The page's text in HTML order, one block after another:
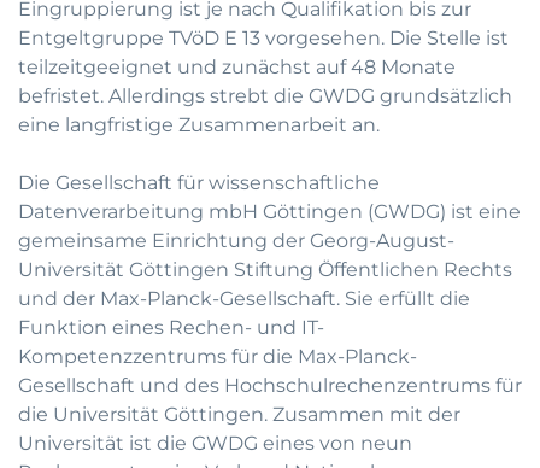
Eingruppierung ist je nach Qualifikation bis zur
Entgeltgruppe TVöD E 13 vorgesehen. Die Stelle ist
teilzeitgeeignet und zunächst auf 48 Monate
befristet. Allerdings strebt die GWDG grundsätzlich
eine langfristige Zusammenarbeit an.
Die Gesellschaft für wissenschaftliche
Datenverarbeitung mbH Göttingen (GWDG) ist eine
gemeinsame Einrichtung der Georg-August-
Universität Göttingen Stiftung Öffentlichen Rechts
und der Max-Planck-Gesellschaft. Sie erfüllt die
Funktion eines Rechen- und IT-
Kompetenzzentrums für die Max-Planck-
Gesellschaft und des Hochschulrechenzentrums für
die Universität Göttingen. Zusammen mit der
Universität ist die GWDG eines von neun